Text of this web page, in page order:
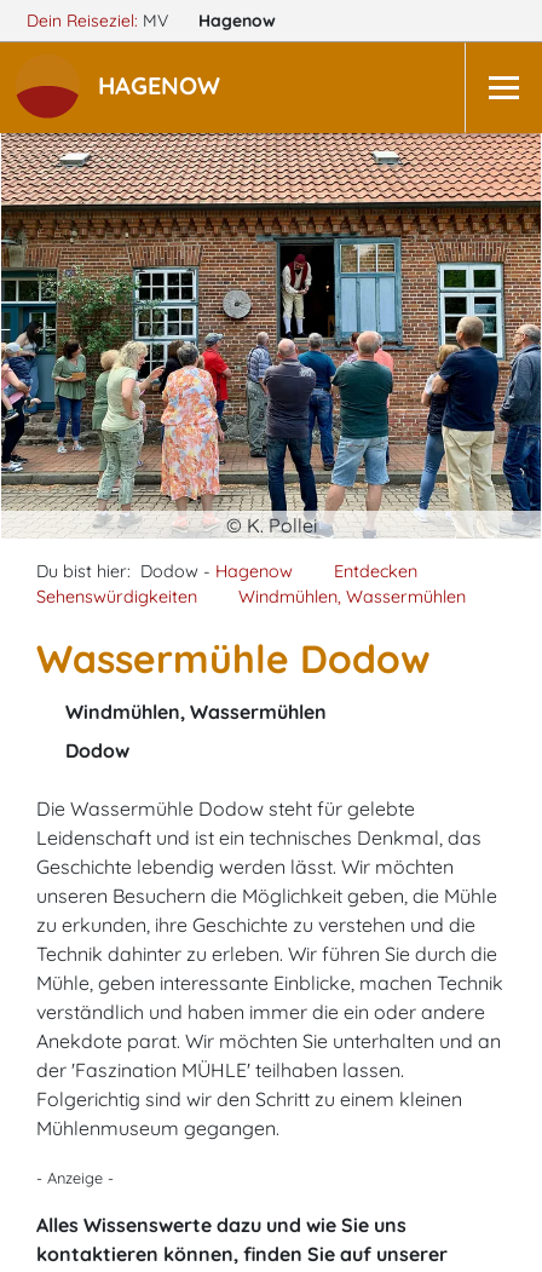
Dein Reiseziel: MV Hagenow
HAGENOW
© K. Pollei
Du bist hier: Dodow - Hagenow
Entdecken
Sehenswürdigkeiten
Windmühlen, Wassermühlen
Wassermühle Dodow
Windmühlen, Wassermühlen
Dodow
Die Wassermühle Dodow steht für gelebte
Leidenschaft und ist ein technisches Denkmal, das
Geschichte lebendig werden lässt. Wir möchten
unseren Besuchern die Möglichkeit geben, die Mühle
zu erkunden, ihre Geschichte zu verstehen und die
Technik dahinter zu erleben. Wir führen Sie durch die
Mühle, geben interessante Einblicke, machen Technik
verständlich und haben immer die ein oder andere
Anekdote parat. Wir möchten Sie unterhalten und an
der 'Faszination MÜHLE' teilhaben lassen.
Folgerichtig sind wir den Schritt zu einem kleinen
Mühlenmuseum gegangen.
- Anzeige -
Alles Wissenswerte dazu und wie Sie uns
kontaktieren können, finden Sie auf unserer